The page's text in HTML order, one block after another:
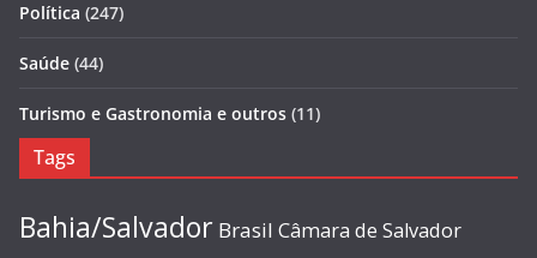
Política (247)
Saúde (44)
Turismo e Gastronomia e outros (11)
Tags
Bahia/Salvador Brasil Câmara de Salvador